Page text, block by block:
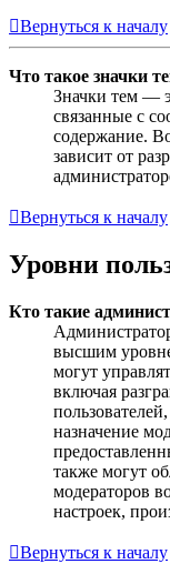
Вернуться к началу
Что такое значки
Значки тем —
связанные с
содержание.
зависит от
Вернуться к началу
Уровни
Кто такие
высшим
могут
включая
назначение
также могут
модераторов
настроек,
Вернуться к началу